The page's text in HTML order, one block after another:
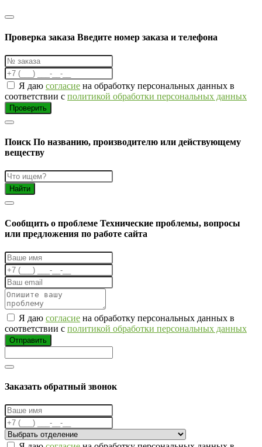
Проверка заказа Введите номер заказа и телефона
Я даю согласие на обработку персональных данных в
соответствии с политикой обработки персональных данных
Проверить
Поиск По названию, производителю или действующему
веществу
Найти
Cообщить о проблеме Технические проблемы, вопросы
или предложения по работе сайта
Я даю согласие на обработку персональных данных в
соответствии с политикой обработки персональных данных
Отправить
Заказать обратный звонок